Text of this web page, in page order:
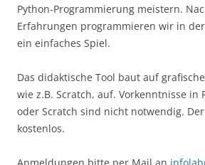
Python-Programmierung meistern.
Erfahrungen programmieren wir in der
ein einfaches Spiel.
Das didaktische Tool baut auf
wie z.B. Scratch, auf. Vorkenntnisse in
oder Scratch sind nicht notwendig.
kostenlos.